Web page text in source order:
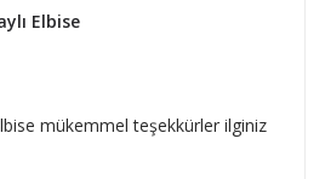
Elbise
mükemmel teşekkürler ilginiz